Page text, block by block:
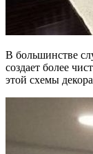
В большинстве
создает более
этой схемы